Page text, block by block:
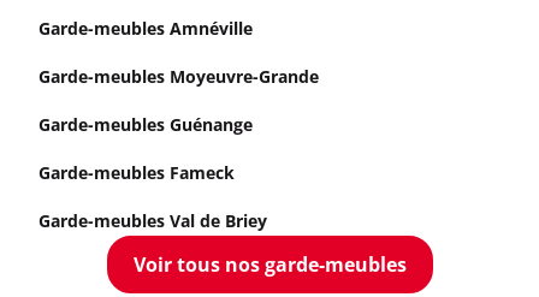
Garde-meubles Amnéville
Garde-meubles Moyeuvre-Grande
Garde-meubles Guénange
Garde-meubles Fameck
Garde-meubles Val de Briey
Voir tous nos garde-meubles